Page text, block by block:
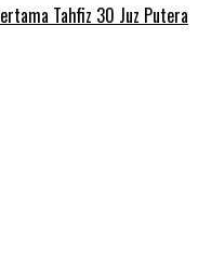
Tahfiz 30 Juz Putera